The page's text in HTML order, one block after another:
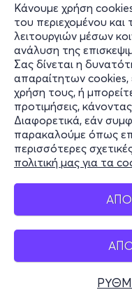
Κάνουμε χρήση
του περιεχομένου
λειτουργιών μέσων
ανάλυση της
Σας δίνεται η
απαραίτητων cookies,
χρήση τους, ή
προτιμήσεις,
Διαφορετικά, εάν
παρακαλούμε όπως
περισσότερες
πολιτική μας για τα